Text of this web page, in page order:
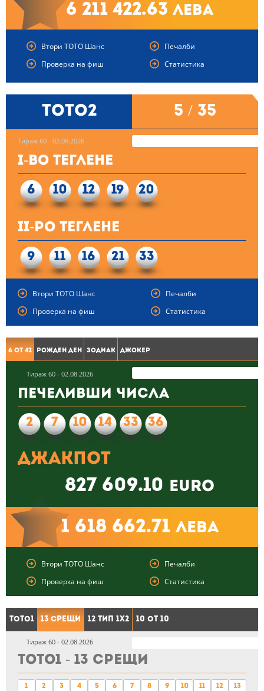
6 211 422.63 лева
Втори ТОТО Шанс
Печалби
Проверка на фиш
Статистика
ТОТО2 5 / 35
Тираж 60 - 02.08.2026
I-во теглене
6 10 12 19 20
II-ро теглене
9 11 16 21 33
Втори ТОТО Шанс
Печалби
Проверка на фиш
Статистика
6 от 42 Рожден ден Зодиак Джокер
Тираж 60 - 02.08.2026
Печеливши числа
2 7 10 14 33 36
Джакпот
827 609.10 euro
1 618 662.71 лева
Втори ТОТО Шанс
Печалби
Проверка на фиш
Статистика
ТОТО1 13 Срещи 12 тип 1X2 10 от 10
Тираж 60 - 02.08.2026
ТОТО1 - 13 Срещи
1 2 3 4 5 6 7 8 9 10 11 12 13